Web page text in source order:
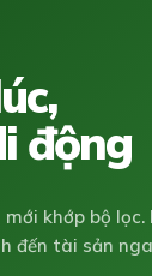
động
khớp bộ lọc.
đến tài sản